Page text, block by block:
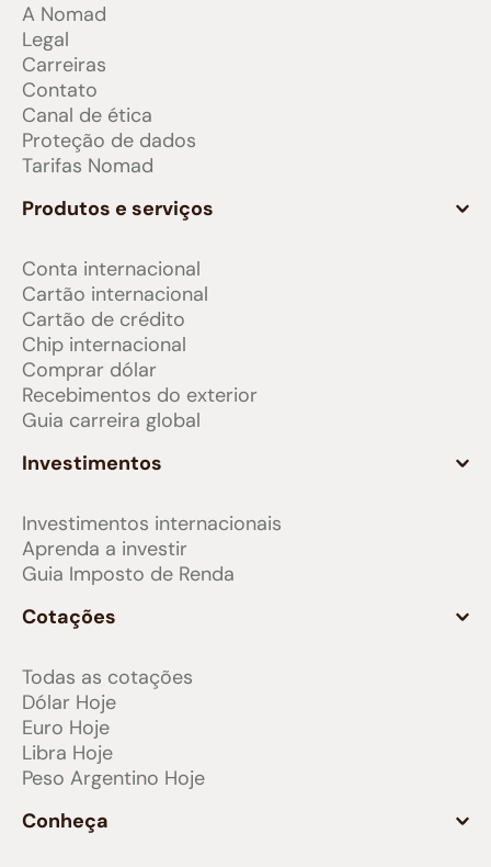
A Nomad
Legal
Carreiras
Contato
Canal de ética
Proteção de dados
Tarifas Nomad
Produtos e serviços
Conta internacional
Cartão internacional
Cartão de crédito
Chip internacional
Comprar dólar
Recebimentos do exterior
Guia carreira global
Investimentos
Investimentos internacionais
Aprenda a investir
Guia Imposto de Renda
Cotações
Todas as cotações
Dólar Hoje
Euro Hoje
Libra Hoje
Peso Argentino Hoje
Conheça